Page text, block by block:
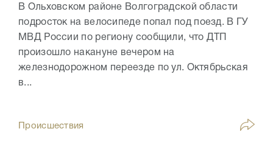
В Ольховском районе Волгоградской области
подросток на велосипеде попал под поезд. В ГУ
МВД России по региону сообщили, что ДТП
произошло накануне вечером на
железнодорожном переезде по ул. Октябрьская
в...
Происшествия